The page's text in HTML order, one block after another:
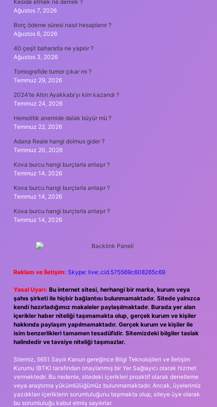
Keside etmek ne demek ?
Ağustos 7, 2026
Borç ödeme süresi nasıl hesaplanır ?
Ağustos 6, 2026
40 çeşit baharatla ne yapılır ?
Ağustos 3, 2026
Tomografide tumor çıkar mı ?
Temmuz 29, 2026
2024’te Altın Ayakkabı’yı kim kazandı ?
Temmuz 24, 2026
Hemolitik anemide dalak büyür mü ?
Temmuz 22, 2026
Adana Reale hangi dolmus gider ?
Temmuz 20, 2026
Kova burcu hangi burçlarla anlaşır ?
Temmuz 14, 2026
Kova burcu hangi burçlarla anlaşır ?
Temmuz 14, 2026
Kova burcu hangi burçlarla anlaşır ?
Temmuz 14, 2026
Reklam ve İletişim: Skype: live:.cid.575569c608265c69
Yasal Uyarı: Bu internet sitesi, herhangi bir marka, kurum veya
şahıs şirketi ile hiçbir bağlantısı bulunmamaktadır. Sitede yalnızca
kendi hazırladığımız makaleler paylaşılmaktadır. Burada yer alan
içerikler haber niteliği taşımamakta olup, gerçek kurum ve kişiler
hakkında paylaşım yapılmamaktadır. Gerçek kurum ve kişiler ile
isim benzerlikleri tamamen tesadüfidir. Sitemizdeki bilgiler taslak
halindedir ve tavsiye niteliği taşımazlar.
Sitemiz, 5651 Sayılı Kanun gereğince Bilgi Teknolojileri ve İletişim
Kurumu (BTK) tarafından onaylanmış bir Yer Sağlayıcı olarak hizmet
vermektedir. Bu nedenle, sitedeki içerikleri proaktif olarak denetleme
veya araştırma yükümlülüğümüz bulunmamaktadır. Ancak, üyelerimiz
yazdıkları içeriklerin sorumluluğunu taşımakta olup, siteye üye olarak
bu sorumluluğu kabul etmiş sayılırlar.